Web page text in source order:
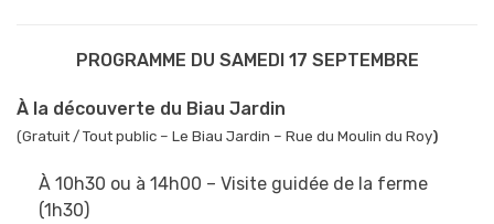
PROGRAMME DU SAMEDI 17 SEPTEMBRE
À la découverte du Biau Jardin
(Gratuit / Tout public – Le Biau Jardin – Rue du Moulin du Roy)
À 10h30 ou à 14h00 – Visite guidée de la ferme
(1h30)